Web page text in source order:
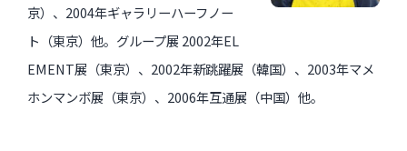
京）、2004年ギャラリーハーフノー
ト（東京）他。グループ展 2002年EL
EMENT展（東京）、2002年新跳躍展（韓国）、2003年マメ
ホンマンボ展（東京）、2006年互通展（中国）他。